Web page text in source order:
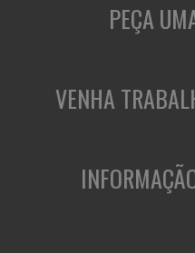
PEÇA
VENHA